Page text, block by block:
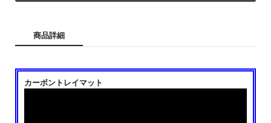
商品詳細
カーボントレイマット